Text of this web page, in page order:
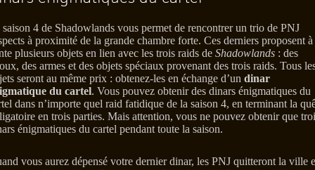
4 de Shadowlands vous permet de rencontrer un trio de PNJ
à proximité de la grande chambre forte. Ces derniers proposent
plusieurs objets en lien avec les trois raids de Shadowlands : des
des armes et des objets spéciaux provenant des trois raids. Tous
seront au même prix : obtenez-les en échange d’un dinar
du cartel. Vous pouvez obtenir des dinars énigmatiques du
dans n’importe quel raid fatidique de la saison 4, en terminant la
en trois parties. Mais attention, vous ne pouvez obtenir que
énigmatiques du cartel pendant toute la saison.
vous aurez dépensé votre dernier dinar, les PNJ quitteront la ville